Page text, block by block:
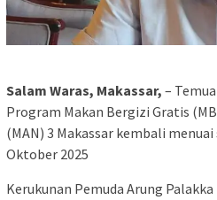
Salam Waras, Makassar, –
Program Makan Bergizi Gratis
(MAN) 3 Makassar kembali
Oktober 2025
Kerukunan Pemuda Arung